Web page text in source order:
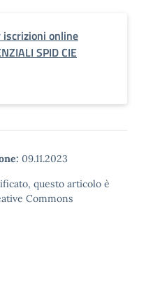
online
SPID CIE
09.11.2023
questo articolo è
Commons